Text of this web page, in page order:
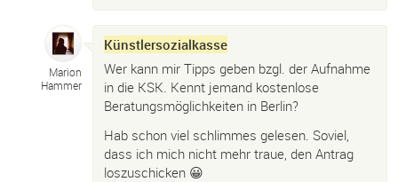
Marion
Hammer
Künstlersozialkasse
Wer kann mir Tipps geben bzgl. der Aufnahme
in die KSK. Kennt jemand kostenlose
Beratungsmöglichkeiten in Berlin?
Hab schon viel schlimmes gelesen. Soviel,
dass ich mich nicht mehr traue, den Antrag
loszuschicken 😀